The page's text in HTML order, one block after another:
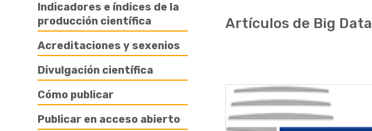
enlaces
de
ayuda
navegación
Indicadores e índices de la
producción científica
Acreditaciones y sexenios
Divulgación científica
Cómo publicar
Publicar en acceso abierto
Artículos de Big Data